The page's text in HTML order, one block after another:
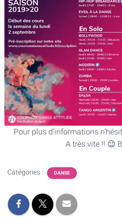
Pour plus d’informations
A très vite !! 😉
Catégories : DANSE